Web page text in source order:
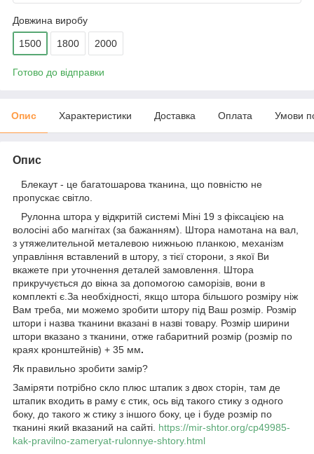
Довжина виробу
1500 1800 2000
Готово до відправки
Опис Характеристики Доставка Оплата Умови
Опис
Блекаут - це багатошарова тканина, що повністю не
пропускає світло.
Рулонна штора у відкритій системі Міні 19 з фіксацією на
волосіні або магнітах (за бажанням). Штора намотана на вал,
з утяжелительной металевою нижньою планкою, механізм
управління вставлений в штору, з тієї сторони, з якої Ви
вкажете при уточнення деталей замовлення. Штора
прикручується до вікна за допомогою саморізів, вони в
комплекті є.За необхідності, якщо штора більшого розміру ніж
Вам треба, ми можемо зробити штору під Ваш розмір. Розмір
штори і назва тканини вказані в назві товару. Розмір ширини
штори вказано з тканини, отже габаритний розмір (розмір по
краях кронштейнів) + 35 мм.
Як правильно зробити замір?
Заміряти потрібно скло плюс штапик з двох сторін, там де
штапик входить в раму є стик, ось від такого стику з одного
боку, до такого ж стику з іншого боку, це і буде розмір по
тканині який вказаний на сайті. https://mir-shtor.org/cp49985-
kak-pravilno-zameryat-rulonnye-shtory.html